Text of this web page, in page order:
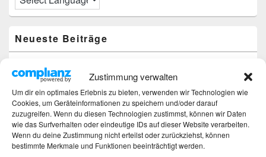
Zustimmung verwalten
Um dir ein optimales Erlebnis zu bieten, verwenden wir Technologien wie
Cookies, um Geräteinformationen zu speichern und/oder darauf
zuzugreifen. Wenn du diesen Technologien zustimmst, können wir Daten
wie das Surfverhalten oder eindeutige IDs auf dieser Website verarbeiten.
Wenn du deine Zustimmung nicht erteilst oder zurückziehst, können
bestimmte Merkmale und Funktionen beeinträchtigt werden.
Neueste Beiträge
Hochzeitstage und ihre Bedeutung
Sturz – Nachtrag
Sturz mit Folgen
Gibt es was Neues?
Älter werden
Kategorien